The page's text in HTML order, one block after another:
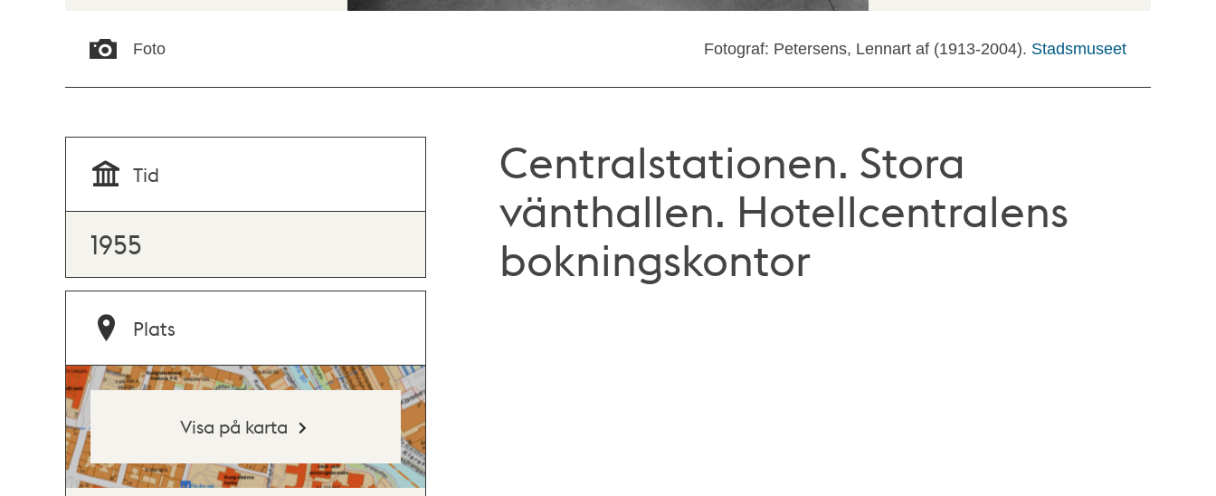
Foto Fotograf: Petersens, Lennart af (1913-2004). Stadsmuseet
Centralstationen. Stora
vänthallen. Hotellcentralens
bokningskontor
Tid
1955
Plats
Visa på karta